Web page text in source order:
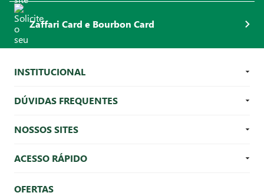
Zaffari Card e Bourbon Card
INSTITUCIONAL
DÚVIDAS FREQUENTES
NOSSOS SITES
ACESSO RÁPIDO
OFERTAS